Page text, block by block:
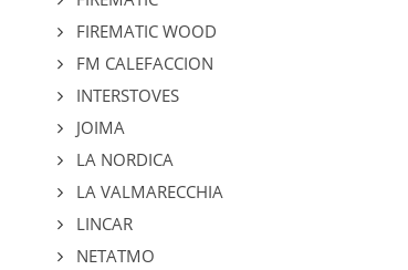
FIREMATIC WOOD
FM CALEFACCION
INTERSTOVES
JOIMA
LA NORDICA
LA VALMARECCHIA
LINCAR
NETATMO